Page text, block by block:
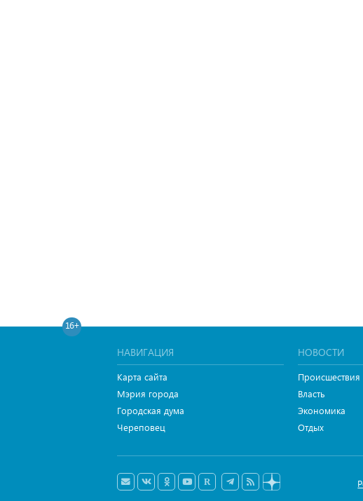
16+
НАВИГАЦИЯ
Карта сайта
Мэрия города
Городская дума
Череповец
НОВОСТИ
Происшествия
Власть
Экономика
Отдых